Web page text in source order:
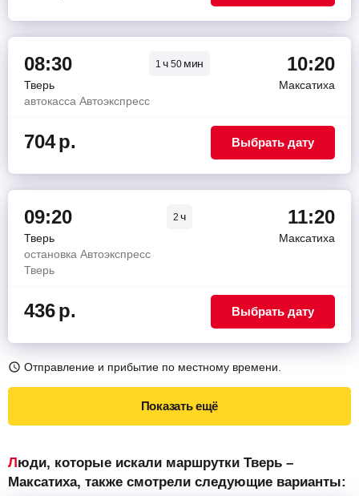
08:30 1ч 50 мин 10:20
Тверь
Максатиха
автокасса Автоэкспресс
704р. Выбрать дату
09:20 2ч 11:20
Тверь
Максатиха
остановка Автоэкспресс
Тверь
436р. Выбрать дату
Отправление и прибытие по местному времени.
Показать ещё
Люди, которые искали маршрутки Тверь –
Максатиха, также смотрели следующие варианты: